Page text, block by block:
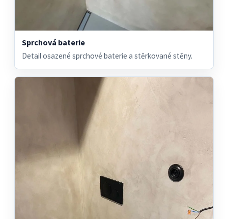
Sprchová baterie
Detail osazené sprchové baterie a stěrkované stěny.